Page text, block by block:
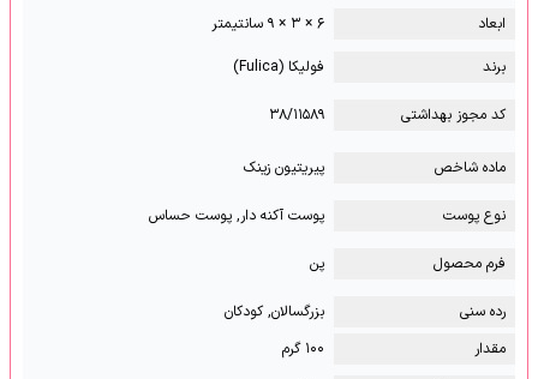
ابعاد
۶ × ۳ × ۹ سانتیمتر
برند
فولیکا (Fulica)
کد مجوز بهداشتی ۳۸/۱۱۵۸۹
ماده شاخص پیریتیون زینک
نوع پوست پوست آکنه دار, پوست حساس
فرم محصول پن
رده سنی
بزرگسالان, کودکان
مقدار
۱۰۰ گرم